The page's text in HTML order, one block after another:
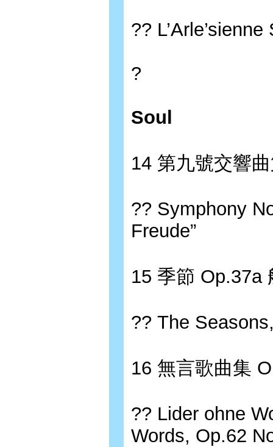
??
?
Soul
14 第九號交響
?? Symphony
Freude”
15 季節 Op.37a
?? The
16 無言歌曲集
?? Lider ohne
Words, Op.62